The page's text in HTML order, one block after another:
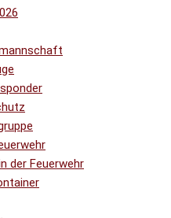
der Feuerwehr